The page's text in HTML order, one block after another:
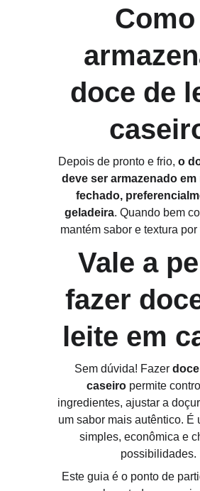
Como
doce de
Depois de pronto e frio, o
deve ser armazenado
fechado,
geladeira. Quando bem
mantém sabor e textura
Vale a
fazer
leite em
Sem dúvida! Fazer
caseiro permite
ingredientes, ajustar a
um sabor mais autêntico. É
simples, econômica e
possibilidades.
Este guia é o ponto de